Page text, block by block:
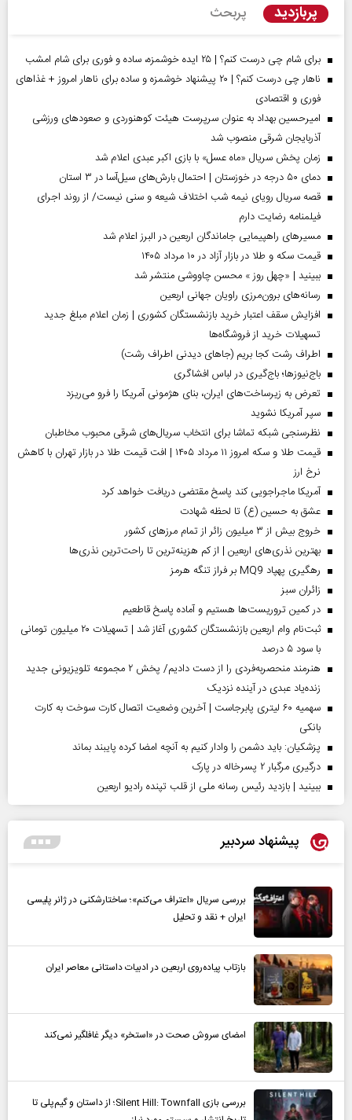
پربازدید پربحث
برای شام چی درست کنم؟ | ۲۵ ایده خوشمزه، ساده و فوری برای شام امشب
ناهار چی درست کنم؟ | ۲۰ پیشنهاد خوشمزه و ساده برای ناهار امروز + غذاهای
فوری و اقتصادی
امیرحسین بهداد به عنوان سرپرست هیئت کوهنوردی و صعودهای ورزشی
آذربایجان شرقی منصوب شد
زمان پخش سریال «ماه عسل» با بازی اکبر عبدی اعلام شد
دمای ۵۰ درجه در خوزستان | احتمال بارش‌های سیل‌آسا در ۳ استان
قصه سریال رویای نیمه شب اختلاف شیعه و سنی نیست/ از روند اجرای
فیلمنامه رضایت دارم
مسیر‌های راهپیمایی جاماندگان اربعین در البرز اعلام شد
قیمت سکه و طلا در بازار آزاد در ۱۰ مرداد ۱۴۰۵
ببینید | «چهل روز » محسن چاووشی منتشر شد
رسانه‌های برون‌مرزی راویان جهانی اربعین
افزایش سقف اعتبار خرید بازنشستگان کشوری | زمان اعلام مبلغ جدید
تسهیلات خرید از فروشگاه‌ها
اطراف رشت کجا بریم (جاهای دیدنی اطراف رشت)
باج‌نیوزها؛ باج‌گیری در لباس افشاگری
تعرض به زیرساخت‌های ایران، بنای هژمونی آمریکا را فرو می‌ریزد
سپر آمریکا نشوید
نظرسنجی شبکه تماشا برای انتخاب سریال‌های شرقی محبوب مخاطبان
قیمت طلا و سکه امروز ۱۱ مرداد ۱۴۰۵ | افت قیمت طلا در بازار تهران با کاهش
نرخ ارز
آمریکا ماجراجویی کند پاسخ مقتضی دریافت خواهد کرد
عشق به حسین (ع) تا لحظه شهادت
خروج بیش از ۳ میلیون زائر از تمام مرز‌های کشور
بهترین نذری‌های اربعین | از کم هزینه‌ترین تا راحت‌ترین نذری‌ها
رهگیری پهپاد MQ9 بر فراز تنگه هرمز
‌زائران سبز
در کمین تروریست‌ها هستیم و آماده پاسخ قاطعیم
ثبت‌نام وام اربعین بازنشستگان کشوری آغاز شد | تسهیلات ۲۰ میلیون تومانی
با سود ۵ درصد
هنرمند منحصر‌به‌فردی را از دست دادیم/ پخش ۲ مجموعه تلویزیونی جدید
زنده‌یاد عبدی در آینده نزدیک
سهمیه ۶۰ لیتری پابرجاست | آخرین وضعیت اتصال کارت سوخت به کارت
بانکی
پزشکیان: باید دشمن را وادار کنیم به آنچه امضا کرده پایبند بماند
درگیری مرگبار ۲ پسرخاله در پارک
ببینید | بازدید رئیس رسانه ملی از قلب تپنده رادیو اربعین
پیشنهاد سردبیر
بررسی سریال «اعتراف می‌کنم»؛ ساختارشکنی در ژانر پلیسی
ایران + نقد و تحلیل
بازتاب پیاده‌روی اربعین در ادبیات داستانی معاصر ایران
امضای سروش صحت در «استخر» دیگر غافلگیر نمی‌کند
بررسی بازی Silent Hill: Townfall؛ از داستان و گیم‌پلی تا